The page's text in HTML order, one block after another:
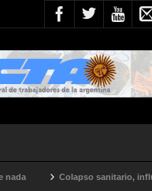
Colapso sanitario,